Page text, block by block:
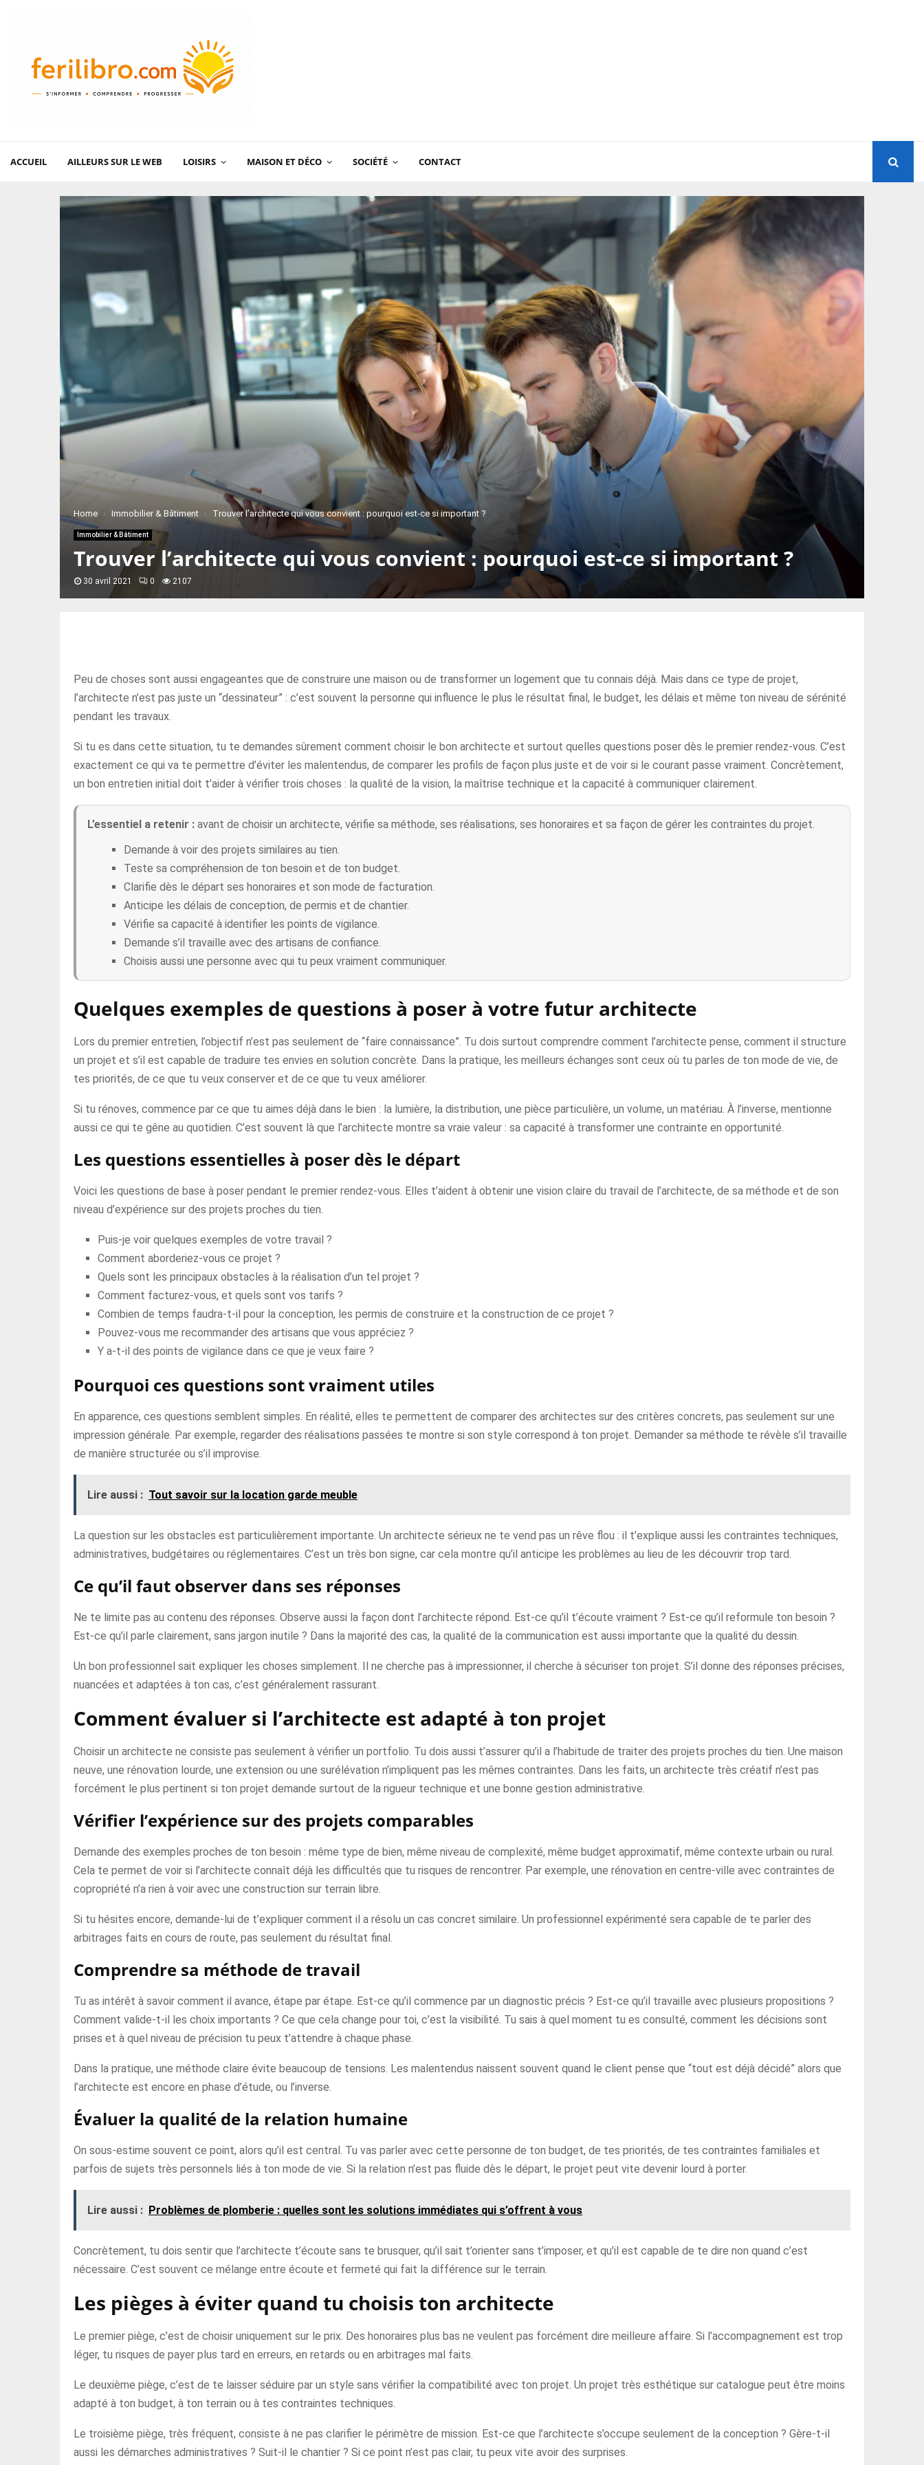
ACCUEIL AILLEURS SUR LE WEB LOISIRS MAISON ET DÉCO SOCIÉTÉ CONTACT
Home Immobilier & Bâtiment Trouver l’architecte qui vous convient : pourquoi est-ce si important ?
Immobilier & Bâtiment
Trouver l’architecte qui vous convient : pourquoi est-ce si important ?
30 avril 2021 0 2107
Peu de choses sont aussi engageantes que de construire une maison ou de transformer un logement que tu connais déjà. Mais dans ce type de projet,
l’architecte n’est pas juste un “dessinateur” : c’est souvent la personne qui influence le plus le résultat final, le budget, les délais et même ton niveau de sérénité
pendant les travaux.
Si tu es dans cette situation, tu te demandes sûrement comment choisir le bon architecte et surtout quelles questions poser dès le premier rendez-vous. C’est
exactement ce qui va te permettre d’éviter les malentendus, de comparer les profils de façon plus juste et de voir si le courant passe vraiment. Concrètement,
un bon entretien initial doit t’aider à vérifier trois choses : la qualité de la vision, la maîtrise technique et la capacité à communiquer clairement.
L’essentiel a retenir : avant de choisir un architecte, vérifie sa méthode, ses réalisations, ses honoraires et sa façon de gérer les contraintes du projet.
Demande à voir des projets similaires au tien.
Teste sa compréhension de ton besoin et de ton budget.
Clarifie dès le départ ses honoraires et son mode de facturation.
Anticipe les délais de conception, de permis et de chantier.
Vérifie sa capacité à identifier les points de vigilance.
Demande s’il travaille avec des artisans de confiance.
Choisis aussi une personne avec qui tu peux vraiment communiquer.
Quelques exemples de questions à poser à votre futur architecte
Lors du premier entretien, l’objectif n’est pas seulement de “faire connaissance”. Tu dois surtout comprendre comment l’architecte pense, comment il structure
un projet et s’il est capable de traduire tes envies en solution concrète. Dans la pratique, les meilleurs échanges sont ceux où tu parles de ton mode de vie, de
tes priorités, de ce que tu veux conserver et de ce que tu veux améliorer.
Si tu rénoves, commence par ce que tu aimes déjà dans le bien : la lumière, la distribution, une pièce particulière, un volume, un matériau. À l’inverse, mentionne
aussi ce qui te gêne au quotidien. C’est souvent là que l’architecte montre sa vraie valeur : sa capacité à transformer une contrainte en opportunité.
Les questions essentielles à poser dès le départ
Voici les questions de base à poser pendant le premier rendez-vous. Elles t’aident à obtenir une vision claire du travail de l’architecte, de sa méthode et de son
niveau d’expérience sur des projets proches du tien.
Puis-je voir quelques exemples de votre travail ?
Comment aborderiez-vous ce projet ?
Quels sont les principaux obstacles à la réalisation d’un tel projet ?
Comment facturez-vous, et quels sont vos tarifs ?
Combien de temps faudra-t-il pour la conception, les permis de construire et la construction de ce projet ?
Pouvez-vous me recommander des artisans que vous appréciez ?
Y a-t-il des points de vigilance dans ce que je veux faire ?
Pourquoi ces questions sont vraiment utiles
En apparence, ces questions semblent simples. En réalité, elles te permettent de comparer des architectes sur des critères concrets, pas seulement sur une
impression générale. Par exemple, regarder des réalisations passées te montre si son style correspond à ton projet. Demander sa méthode te révèle s’il travaille
de manière structurée ou s’il improvise.
Lire aussi : Tout savoir sur la location garde meuble
La question sur les obstacles est particulièrement importante. Un architecte sérieux ne te vend pas un rêve flou : il t’explique aussi les contraintes techniques,
administratives, budgétaires ou réglementaires. C’est un très bon signe, car cela montre qu’il anticipe les problèmes au lieu de les découvrir trop tard.
Ce qu’il faut observer dans ses réponses
Ne te limite pas au contenu des réponses. Observe aussi la façon dont l’architecte répond. Est-ce qu’il t’écoute vraiment ? Est-ce qu’il reformule ton besoin ?
Est-ce qu’il parle clairement, sans jargon inutile ? Dans la majorité des cas, la qualité de la communication est aussi importante que la qualité du dessin.
Un bon professionnel sait expliquer les choses simplement. Il ne cherche pas à impressionner, il cherche à sécuriser ton projet. S’il donne des réponses précises,
nuancées et adaptées à ton cas, c’est généralement rassurant.
Comment évaluer si l’architecte est adapté à ton projet
Choisir un architecte ne consiste pas seulement à vérifier un portfolio. Tu dois aussi t’assurer qu’il a l’habitude de traiter des projets proches du tien. Une maison
neuve, une rénovation lourde, une extension ou une surélévation n’impliquent pas les mêmes contraintes. Dans les faits, un architecte très créatif n’est pas
forcément le plus pertinent si ton projet demande surtout de la rigueur technique et une bonne gestion administrative.
Vérifier l’expérience sur des projets comparables
Demande des exemples proches de ton besoin : même type de bien, même niveau de complexité, même budget approximatif, même contexte urbain ou rural.
Cela te permet de voir si l’architecte connaît déjà les difficultés que tu risques de rencontrer. Par exemple, une rénovation en centre-ville avec contraintes de
copropriété n’a rien à voir avec une construction sur terrain libre.
Si tu hésites encore, demande-lui de t’expliquer comment il a résolu un cas concret similaire. Un professionnel expérimenté sera capable de te parler des
arbitrages faits en cours de route, pas seulement du résultat final.
Comprendre sa méthode de travail
Tu as intérêt à savoir comment il avance, étape par étape. Est-ce qu’il commence par un diagnostic précis ? Est-ce qu’il travaille avec plusieurs propositions ?
Comment valide-t-il les choix importants ? Ce que cela change pour toi, c’est la visibilité. Tu sais à quel moment tu es consulté, comment les décisions sont
prises et à quel niveau de précision tu peux t’attendre à chaque phase.
Dans la pratique, une méthode claire évite beaucoup de tensions. Les malentendus naissent souvent quand le client pense que “tout est déjà décidé” alors que
l’architecte est encore en phase d’étude, ou l’inverse.
Évaluer la qualité de la relation humaine
On sous-estime souvent ce point, alors qu’il est central. Tu vas parler avec cette personne de ton budget, de tes priorités, de tes contraintes familiales et
parfois de sujets très personnels liés à ton mode de vie. Si la relation n’est pas fluide dès le départ, le projet peut vite devenir lourd à porter.
Lire aussi : Problèmes de plomberie : quelles sont les solutions immédiates qui s’offrent à vous
Concrètement, tu dois sentir que l’architecte t’écoute sans te brusquer, qu’il sait t’orienter sans t’imposer, et qu’il est capable de te dire non quand c’est
nécessaire. C’est souvent ce mélange entre écoute et fermeté qui fait la différence sur le terrain.
Les pièges à éviter quand tu choisis ton architecte
Le premier piège, c’est de choisir uniquement sur le prix. Des honoraires plus bas ne veulent pas forcément dire meilleure affaire. Si l’accompagnement est trop
léger, tu risques de payer plus tard en erreurs, en retards ou en arbitrages mal faits.
Le deuxième piège, c’est de te laisser séduire par un style sans vérifier la compatibilité avec ton projet. Un projet très esthétique sur catalogue peut être moins
adapté à ton budget, à ton terrain ou à tes contraintes techniques.
Le troisième piège, très fréquent, consiste à ne pas clarifier le périmètre de mission. Est-ce que l’architecte s’occupe seulement de la conception ? Gère-t-il
aussi les démarches administratives ? Suit-il le chantier ? Si ce point n’est pas clair, tu peux vite avoir des surprises.